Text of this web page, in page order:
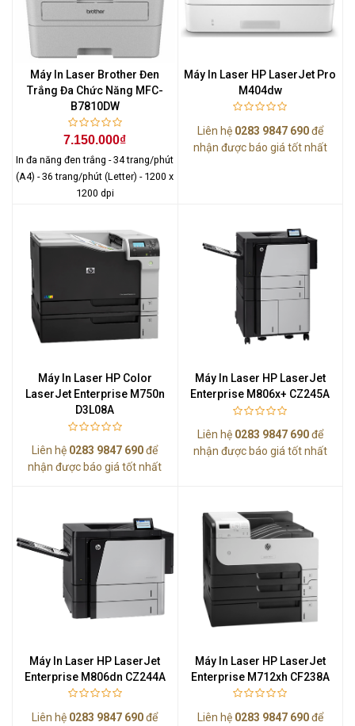
Máy In Laser Brother Đen
Trắng Đa Chức Năng MFC-
B7810DW
7.150.000₫
In đa năng đen trắng - 34 trang/phút
(A4) - 36 trang/phút (Letter) - 1200 x
1200 dpi
Máy In Laser HP LaserJet Pro
M404dw
Liên hệ 0283 9847 690để
nhận được báo giá tốt nhất
Máy In Laser HP Color
LaserJet Enterprise M750n
D3L08A
Liên hệ 0283 9847 690để
nhận được báo giá tốt nhất
Máy In Laser HP LaserJet
Enterprise M806x+ CZ245A
Liên hệ 0283 9847 690để
nhận được báo giá tốt nhất
Máy In Laser HP LaserJet
Enterprise M806dn CZ244A
Liên hệ 0283 9847 690để
Máy In Laser HP LaserJet
Enterprise M712xh CF238A
Liên hệ 0283 9847 690để